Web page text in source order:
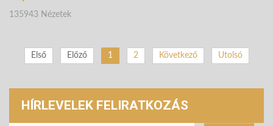
135943 Nézetek
Első Előző 1 2 Következő Utolsó
HÍRLEVELEK FELIRATKOZÁS